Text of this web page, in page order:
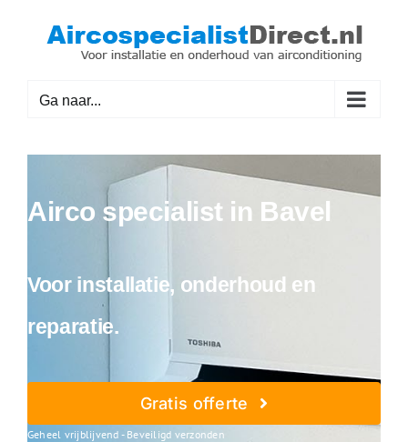
Ga naar...
Airco specialist in Bavel
Voor installatie, onderhoud en
reparatie.
Gratis offerte
Geheel vrijblijvend - Beveiligd verzonden